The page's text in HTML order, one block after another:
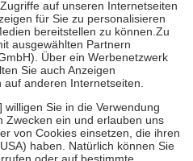
auch für Online-Apotheken.
beträgt die
sowie zehn Euro je
für ihre eigene Gesundheit zu
der Familie zu unterstützen,
vollendeten 18. Lebensjahr